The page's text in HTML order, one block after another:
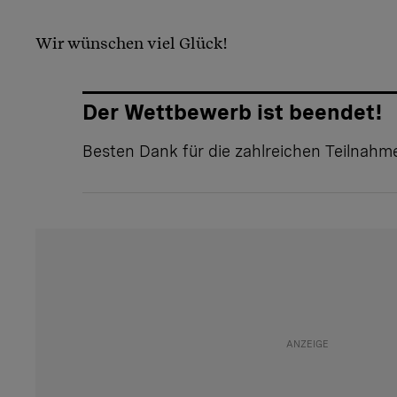
Wir wünschen viel Glück!
Der Wettbewerb ist beendet!
Besten Dank für die zahlreichen